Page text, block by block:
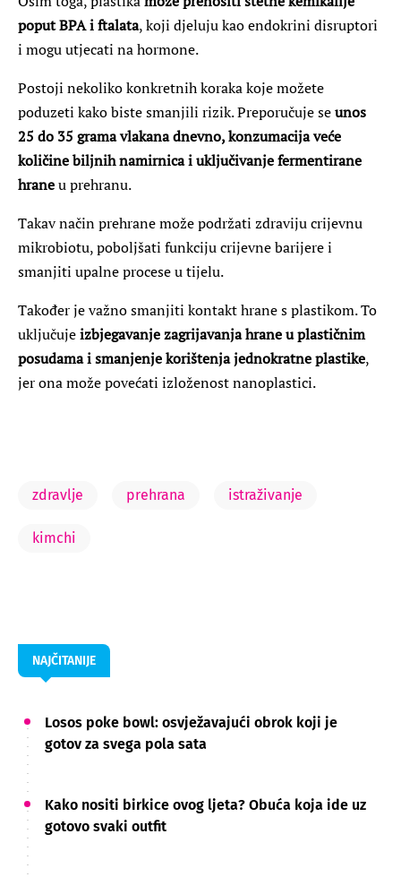
poput BPA i ftalata, koji djeluju kao endokrini disruptori
i mogu utjecati na hormone.
Postoji nekoliko konkretnih koraka koje možete
poduzeti kako biste smanjili rizik. Preporučuje seunos
25 do 35 grama vlakana dnevno, konzumacija veće
količine biljnih namirnica i uključivanje fermentirane
hraneu prehranu.
Takav način prehrane može podržati zdraviju crijevnu
mikrobiotu, poboljšati funkciju crijevne barijere i
smanjiti upalne procese u tijelu.
Također je važno smanjiti kontakt hrane s plastikom. To
uključujeizbjegavanje zagrijavanja hrane u plastičnim
posudama i smanjenje korištenja jednokratne plastike,
jer ona može povećati izloženost nanoplastici.
zdravlje prehrana istraživanje
kimchi
NAJČITANIJE
Losos poke bowl: osvježavajući obrok koji je
gotov za svega pola sata
Kako nositi birkice ovog ljeta? Obuća koja ide uz
gotovo svaki outfit